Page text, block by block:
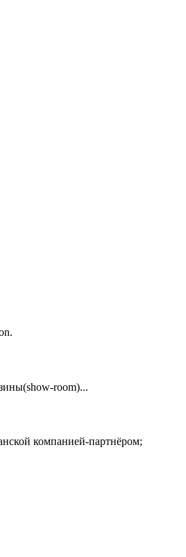
room)...
компанией-партнёром;